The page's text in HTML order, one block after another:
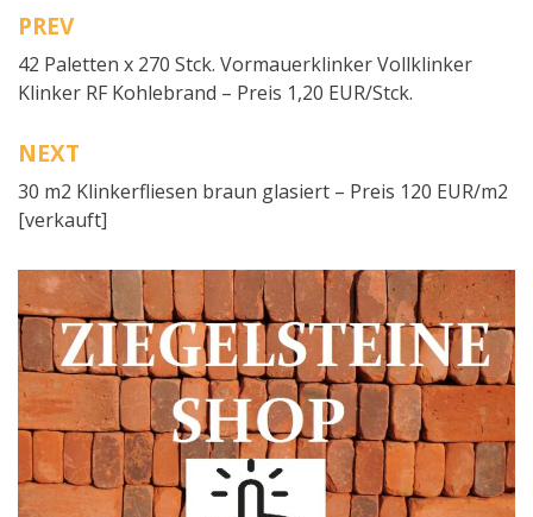
Beitragsnavigation
PREV
42 Paletten x 270 Stck. Vormauerklinker Vollklinker
Klinker RF Kohlebrand – Preis 1,20 EUR/Stck.
NEXT
30 m2 Klinkerfliesen braun glasiert – Preis 120 EUR/m2
[verkauft]